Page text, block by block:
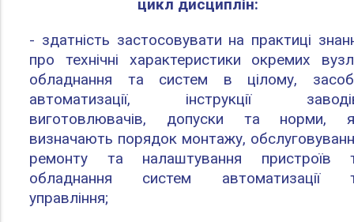
цикл дисциплін:
- здатність застосовувати на практиці
про технічні характеристики окремих
обладнання та систем в цілому,
автоматизації, інструкції
виготовлювачів, допуски та норми,
визначають порядок монтажу,
ремонту та налаштування пристроїв
обладнання систем автоматизації
управління;